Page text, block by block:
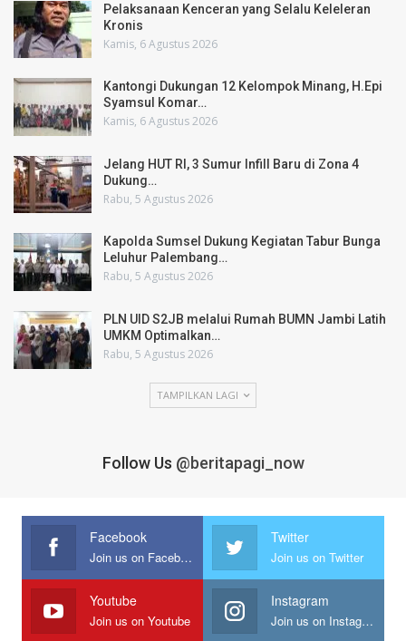
Pelaksanaan Kenceran yang Selalu Keleleran
Kronis
Kamis, 6 Agustus 2026
Kantongi Dukungan 12 Kelompok Minang, H.Epi
Syamsul Komar…
Kamis, 6 Agustus 2026
Jelang HUT RI, 3 Sumur Infill Baru di Zona 4
Dukung…
Rabu, 5 Agustus 2026
Kapolda Sumsel Dukung Kegiatan Tabur Bunga
Leluhur Palembang…
Rabu, 5 Agustus 2026
PLN UID S2JB melalui Rumah BUMN Jambi Latih
UMKM Optimalkan…
Rabu, 5 Agustus 2026
TAMPILKAN LAGI
Follow Us @beritapagi_now
Facebook
Join us on Facebook
Twitter
Join us on Twitter
Youtube
Join us on Youtube
Instagram
Join us on Instagram